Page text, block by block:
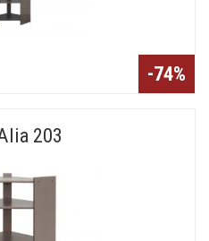
-74%
203